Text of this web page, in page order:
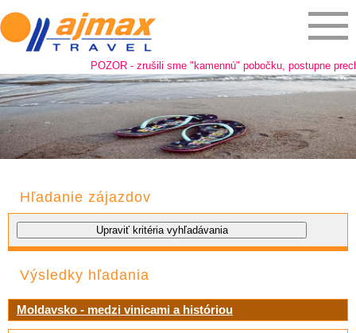
POZOR - zrušili sme "kamennú" pobočku, postupne
Hľadanie zájazdov
Výsledky hľadania
Moldavsko - medzi vinicami a históriou